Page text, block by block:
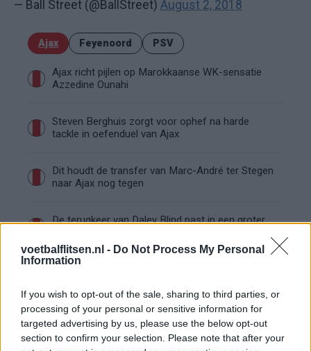
voetbalflitsen.nl - Do Not Process My Personal
Information
If you wish to opt-out of the sale, sharing to third parties, or
processing of your personal or sensitive information for
targeted advertising by us, please use the below opt-out
section to confirm your selection. Please note that after your
— Ball Street (@BallStreet) August 2, 2018
Ajax Feyenoord PSV
Ajax richt pijlen op Marokkaanse WK-sensatie
Azzedine Ounahi
Steven Berghuis zorgt voor ophef na harde
tackle in oefenduel van Ajax
Dit houdt de transfer van Marc-André ter Stegen
naar Ajax nog tegen
De terugkeer van Daley Blind past in een groter
De eerste Míchel-dagen bij Ajax: Blind coacht,
Gloukh krijgt standje en Ceballos wordt gebeld